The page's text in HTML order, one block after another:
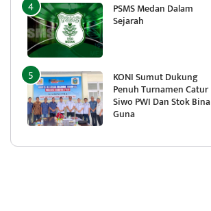
PSMS Medan Dalam
Sejarah
KONI Sumut Dukung
Penuh Turnamen Catur
Siwo PWI Dan Stok Bina
Guna